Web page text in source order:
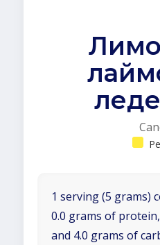
1 serving (5 grams)
0.0 grams of
and 4.0 grams of